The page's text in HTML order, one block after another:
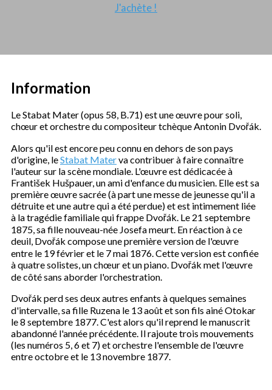
J'achète !
Information
Le Stabat Mater (opus 58, B.71) est une œuvre pour soli,
chœur et orchestre du compositeur tchèque Antonin Dvořák.
Alors qu'il est encore peu connu en dehors de son pays
d'origine, leStabat Materva contribuer à faire connaître
l'auteur sur la scène mondiale. L'œuvre est dédicacée à
František Hušpauer, un ami d'enfance du musicien. Elle est sa
première œuvre sacrée (à part une messe de jeunesse qu'il a
détruite et une autre qui a été perdue) et est intimement liée
à la tragédie familiale qui frappe Dvořák. Le 21 septembre
1875, sa fille nouveau-née Josefa meurt. En réaction à ce
deuil, Dvořák compose une première version de l'œuvre
entre le 19 février et le 7 mai 1876. Cette version est confiée
à quatre solistes, un chœur et un piano. Dvořák met l'œuvre
de côté sans aborder l'orchestration.
Dvořák perd ses deux autres enfants à quelques semaines
d'intervalle, sa fille Ruzena le 13 août et son fils ainé Otokar
le 8 septembre 1877. C'est alors qu'il reprend le manuscrit
abandonné l'année précédente. Il rajoute trois mouvements
(les numéros 5, 6 et 7) et orchestre l'ensemble de l'œuvre
entre octobre et le 13 novembre 1877.